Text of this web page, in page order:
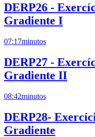
DERP26 -
Gradiente I
07:17minutos
DERP27 -
Gradiente II
08:42minutos
DERP28-
Gradiente